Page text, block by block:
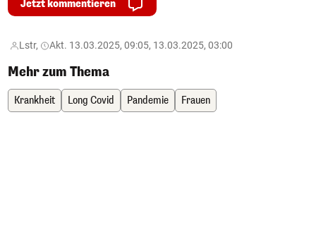
Jetzt kommentieren
Lstr, Akt. 13.03.2025, 09:05, 13.03.2025, 03:00
Mehr zum Thema
Krankheit Long Covid Pandemie Frauen